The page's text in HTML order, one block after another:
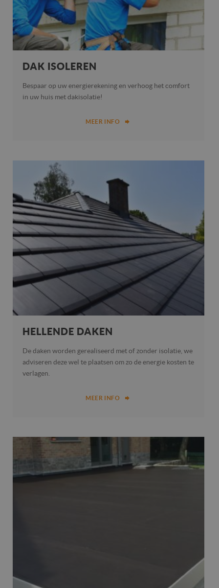
DAK ISOLEREN
Bespaar op uw energierekening en verhoog het comfort
in uw huis met dakisolatie!
MEER INFO
HELLENDE DAKEN
De daken worden gerealiseerd met of zonder isolatie, we
adviseren deze wel te plaatsen om zo de energie kosten te
verlagen.
MEER INFO